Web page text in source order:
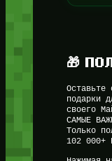
🎁
Оставьте
подарки
своего
САМЫЕ
Только
102 000+